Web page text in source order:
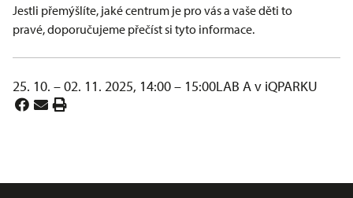
Jestli přemýšlíte, jaké centrum je pro vás a vaše děti to
pravé,doporučujeme přečíst si tyto informace.
25. 10. – 02. 11. 2025, 14:00 – 15:00LAB A v iQPARKU